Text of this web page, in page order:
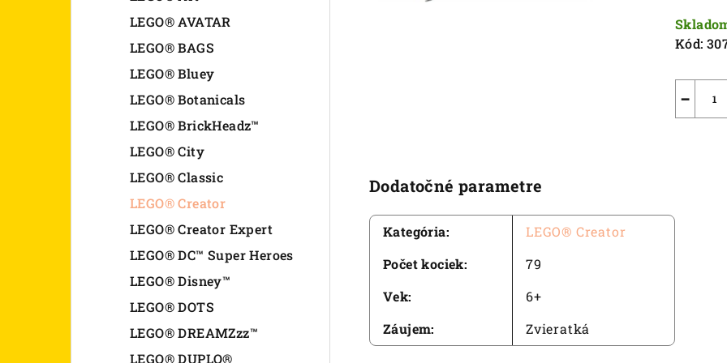
LEGO® AVATAR
LEGO® BAGS
LEGO® Bluey
LEGO® Botanicals
LEGO® BrickHeadz™
LEGO® City
LEGO® Classic
LEGO® Creator
LEGO® Creator Expert
LEGO® DC™ Super Heroes
LEGO® Disney™
LEGO® DOTS
LEGO® DREAMZzz™
LEGO® DUPLO®
cena:
Kód:
−
Dodatočné parametre
Kategória:
LEGO® Creator
Počet kociek:
79
Vek:
6+
Záujem: Zvieratká